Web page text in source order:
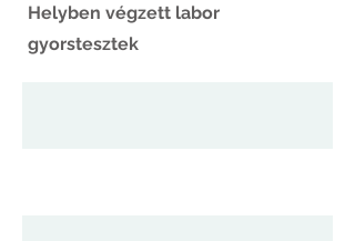
Helyben végzett labor
gyorstesztek